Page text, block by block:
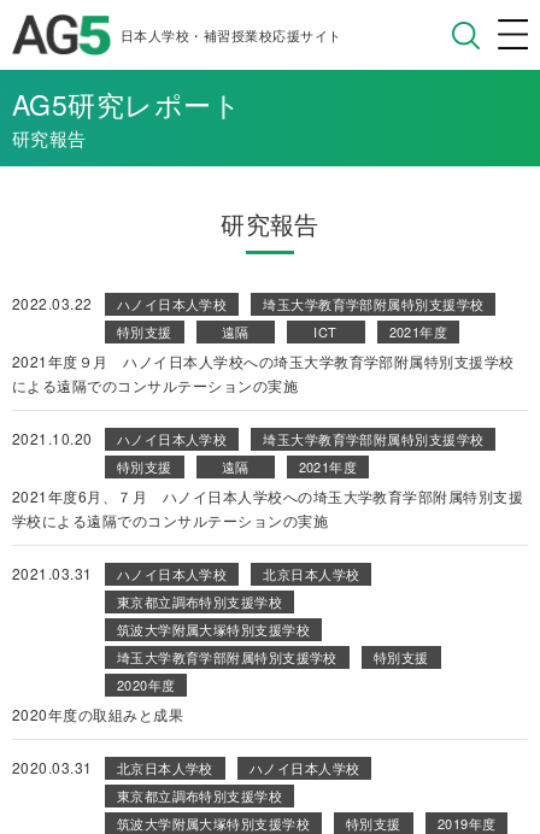
日本人学校・補習授業校応援サイト
AG5研究レポート
研究報告
研究報告
2022.03.22 ハノイ日本人学校
埼玉大学教育学部附属特別支援学校
特別支援
遠隔 ICT 2021年度
2021年度９月 ハノイ日本人学校への埼玉大学教育学部附属特別支援学校
による遠隔でのコンサルテーションの実施
2021.10.20 ハノイ日本人学校
埼玉大学教育学部附属特別支援学校
特別支援
遠隔 2021年度
2021年度6月、７月 ハノイ日本人学校への埼玉大学教育学部附属特別支援
学校による遠隔でのコンサルテーションの実施
2021.03.31 ハノイ日本人学校
北京日本人学校
東京都立調布特別支援学校
筑波大学附属大塚特別支援学校
埼玉大学教育学部附属特別支援学校
特別支援
2020年度
2020年度の取組みと成果
2020.03.31 北京日本人学校
ハノイ日本人学校
東京都立調布特別支援学校
筑波大学附属大塚特別支援学校
特別支援 2019年度